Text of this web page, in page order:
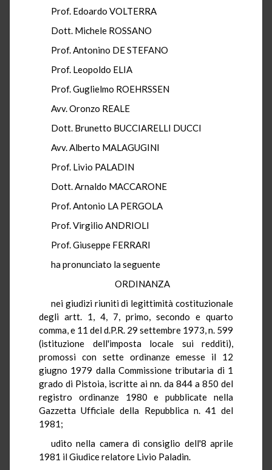
Prof. Edoardo VOLTERRA
Dott. Michele ROSSANO
Prof. Antonino DE STEFANO
Prof. Leopoldo ELIA
Prof. Guglielmo ROEHRSSEN
Avv. Oronzo REALE
Dott. Brunetto BUCCIARELLI DUCCI
Avv. Alberto MALAGUGINI
Prof. Livio PALADIN
Dott. Arnaldo MACCARONE
Prof. Antonio LA PERGOLA
Prof. Virgilio ANDRIOLI
Prof. Giuseppe FERRARI
ha pronunciato la seguente
ORDINANZA
nei giudizi riuniti di legittimità costituzionale
degli artt. 1, 4, 7, primo, secondo e quarto
comma, e 11 del d.P.R. 29 settembre 1973, n. 599
(istituzione dell'imposta locale sui redditi),
promossi con sette ordinanze emesse il 12
giugno 1979 dalla Commissione tributaria di 1
grado di Pistoia, iscritte ai nn. da 844 a 850 del
registro ordinanze 1980 e pubblicate nella
Gazzetta Ufficiale della Repubblica n. 41 del
1981;
udito nella camera di consiglio dell'8 aprile
1981 il Giudice relatore Livio Paladin.